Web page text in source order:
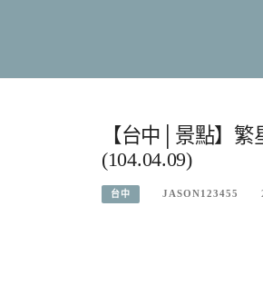
【台中│景點】
(104.04.09)
台中 JASON123455